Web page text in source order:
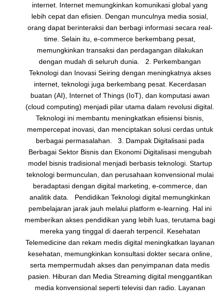
internet. Internet memungkinkan komunikasi global yang
lebih cepat dan efisien. Dengan munculnya media sosial,
orang dapat berinteraksi dan berbagi informasi secara real-
time. Selain itu, e-commerce berkembang pesat,
memungkinkan transaksi dan perdagangan dilakukan
dengan mudah di seluruh dunia. 2. Perkembangan
Teknologi dan Inovasi Seiring dengan meningkatnya akses
internet, teknologi juga berkembang pesat. Kecerdasan
buatan (AI), Internet of Things (IoT), dan komputasi awan
(cloud computing) menjadi pilar utama dalam revolusi digital.
Teknologi ini membantu meningkatkan efisiensi bisnis,
mempercepat inovasi, dan menciptakan solusi cerdas untuk
berbagai permasalahan. 3. Dampak Digitalisasi pada
Berbagai Sektor Bisnis dan Ekonomi Digitalisasi mengubah
model bisnis tradisional menjadi berbasis teknologi. Startup
teknologi bermunculan, dan perusahaan konvensional mulai
beradaptasi dengan digital marketing, e-commerce, dan
analitik data. Pendidikan Teknologi digital memungkinkan
pembelajaran jarak jauh melalui platform e-learning. Hal ini
memberikan akses pendidikan yang lebih luas, terutama bagi
mereka yang tinggal di daerah terpencil. Kesehatan
Telemedicine dan rekam medis digital meningkatkan layanan
kesehatan, memungkinkan konsultasi dokter secara online,
serta mempermudah akses dan penyimpanan data medis
pasien. Hiburan dan Media Streaming digital menggantikan
media konvensional seperti televisi dan radio. Layanan